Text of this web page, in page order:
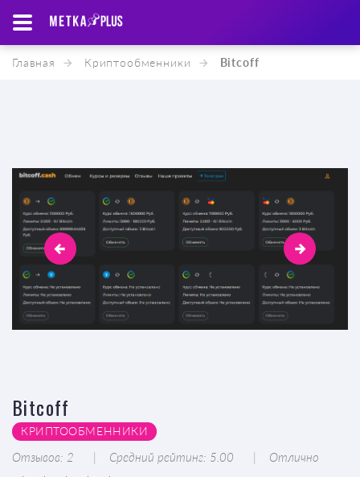
Главная Криптообменники Bitcoff
Bitcoff
КРИПТООБМЕННИКИ
Отзывов: 2 Средний рейтинг: 5.00 Отлично